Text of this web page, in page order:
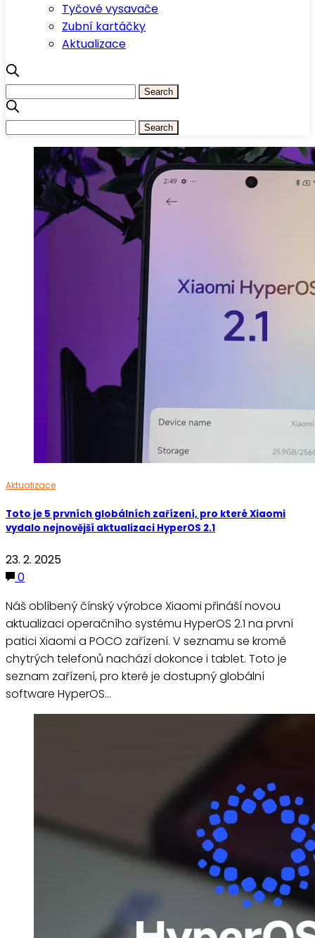
Tyčové vysavače
Zubní kartáčky
Aktualizace
Aktualizace
Toto je 5 prvních globálních zařízení, pro které Xiaomi
vydalo nejnovější aktualizaci HyperOS 2.1
23. 2. 2025
0
Náš oblíbený čínský výrobce Xiaomi přináší novou
aktualizaci operačního systému HyperOS 2.1 na první
patici Xiaomi a POCO zařízení. V seznamu se kromě
chytrých telefonů nachází dokonce i tablet. Toto je
seznam zařízení, pro které je dostupný globální
software HyperOS…